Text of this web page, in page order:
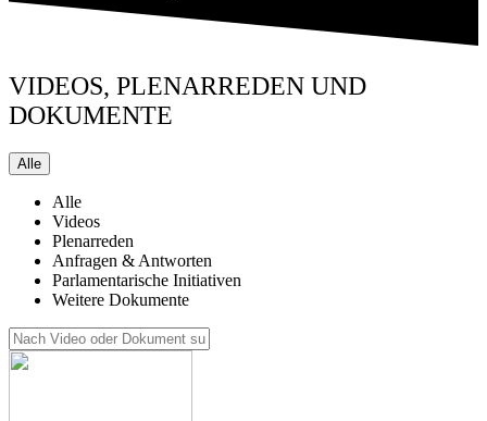
VIDEOS, PLENARREDEN UND
DOKUMENTE
Alle
Alle
Vide­os
Ple­nar­re­den
Anfra­gen & Antworten
Par­la­men­ta­ri­sche Initiativen
Wei­te­re Dokumente